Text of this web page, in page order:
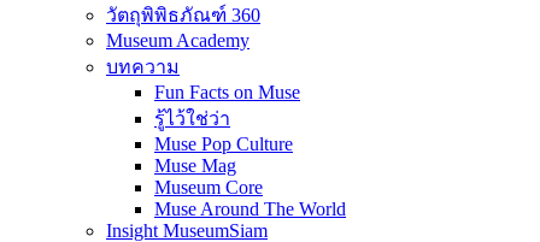
วัตถุพิพิธภัณฑ์ 360
Museum Academy
บทความ
Fun Facts on Muse
รู้ไว้ใช่ว่า
Muse Pop Culture
Muse Mag
Museum Core
Muse Around The World
Insight MuseumSiam